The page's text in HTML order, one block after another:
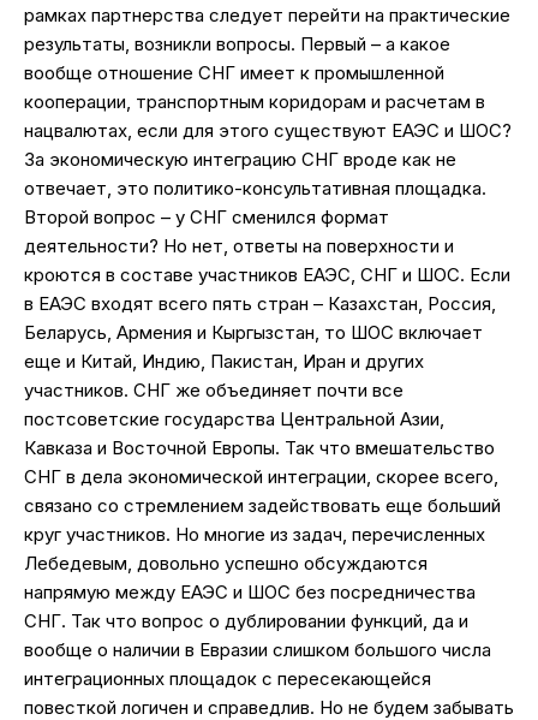
рамках партнерства следует перейти на практические
результаты, возникли вопросы. Первый – а какое
вообще отношение СНГ имеет к промышленной
кооперации, транспортным коридорам и расчетам в
нацвалютах, если для этого существуют ЕАЭС и ШОС?
За экономическую интеграцию СНГ вроде как не
отвечает, это политико-консультативная площадка.
Второй вопрос – у СНГ сменился формат
деятельности? Но нет, ответы на поверхности и
кроются в составе участников ЕАЭС, СНГ и ШОС. Если
в ЕАЭС входят всего пять стран – Казахстан, Россия,
Беларусь, Армения и Кыргызстан, то ШОС включает
еще и Китай, Индию, Пакистан, Иран и других
участников. СНГ же объединяет почти все
постсоветские государства Центральной Азии,
Кавказа и Восточной Европы. Так что вмешательство
СНГ в дела экономической интеграции, скорее всего,
связано со стремлением задействовать еще больший
круг участников. Но многие из задач, перечисленных
Лебедевым, довольно успешно обсуждаются
напрямую между ЕАЭС и ШОС без посредничества
СНГ. Так что вопрос о дублировании функций, да и
вообще о наличии в Евразии слишком большого числа
интеграционных площадок с пересекающейся
повесткой логичен и справедлив. Но не будем забывать